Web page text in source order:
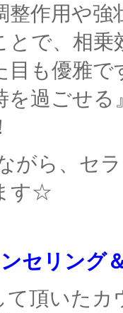
整作用や
とで、相乗
目も優雅で
を過ごせ
がら、セ
す☆
セリング
て頂いた